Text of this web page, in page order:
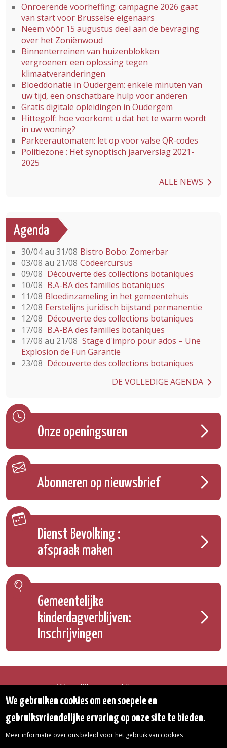
Onroerende voorheffing: campagne 2026 gaat
van start voor Brusselse eigenaars
Neem vóór 15 augustus deel aan de bevraging
over het Zoniënwoud
Binnenterreinen van huizenblokken
vergroenen: een oplossing tegen
klimaatveranderingen
Bloeddonatie in Oudergem: enkele minuten van
uw tijd, een onschatbare hulp voor anderen
Gratis digitale opleidingen in Oudergem
Hittegolf: hoe voorkomt u dat het te warm wordt
in uw woning?
Parkeerautomaten: let op voor valse QR-codes
Politiezone : Het synoptisch jaarverslag 2021-
2025
ALLE NEWS
Agenda
30/04 au 31/08 Bistro Bobo: Zomerbar
03/08 au 21/08 Codeercursus
09/08 Découverte des collections botaniques
10/08 B.A-BA des familles botaniques
11/08 Bloedinzameling in het gemeentehuis
12/08 Eerstelijns juridisch bijstand permanentie
12/08 Découverte des collections botaniques
17/08 B.A-BA des familles botaniques
17/08 au 21/08 Stage d'impro pour ados – Une
Explosion de Fun Garantie
23/08 Découverte des collections botaniques
DE VOLLEDIGE AGENDA
Onze openingsuren
Abonneren op nieuwsbrief
Dienst Bevolking :
afspraak maken
Gemeentelijke
kinderdagverblijven:
Inschrijvingen
Wettelijke vermeldingen
Toegankelijkheidsverklaring
Toegang tot het Gemeentehuis
De gemeente diensten
We gebruiken cookies om een soepele en
gebruiksvriendelijke ervaring op onze site te bieden.
Meer informatie over ons beleid voor het gebruik van cookies